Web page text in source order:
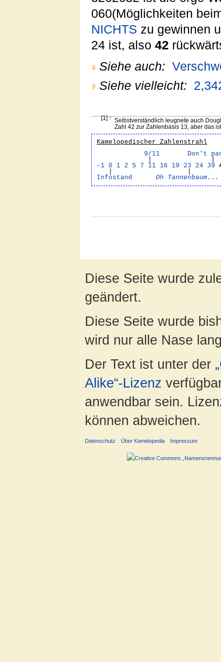
060(Möglichkeiten
NICHTS zu gewinnen
24 ist, also 42
Siehe auch:
Siehe vielleicht:
[1]↑ Selbstverständlich leugnete auch
Zahl 42 zur Zahlenbasis 13, aber das
Kamelopedischer Zahlenstrahl
9/11
Don't
|
-1 0 1 2 5 7 11 16 19 23 24 39
Infostand
Oh Tannenbaum...
Diese Seite wurde
geändert.
Diese Seite wurde
wird nur alle Nase
Der Text ist unter der
Alike“-Lizenz
anwendbar sein.
können abweichen.
Datenschutz Über Kamelopedia Impressum